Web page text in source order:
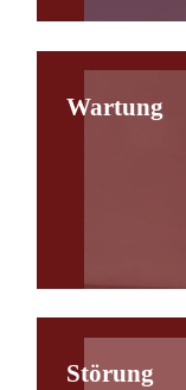
Wartung
Störung